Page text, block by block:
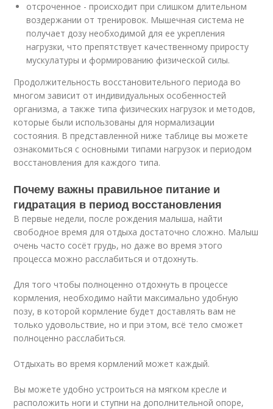
отсроченное - происходит при слишком длительном
воздержании от тренировок. Мышечная система не
получает дозу необходимой для ее укрепления
нагрузки, что препятствует качественному приросту
мускулатуры и формированию физической силы.
Продолжительность восстановительного периода во
многом зависит от индивидуальных особенностей
организма, а также типа физических нагрузок и методов,
которые были использованы для нормализации
состояния. В представленной ниже таблице вы можете
ознакомиться с основными типами нагрузок и периодом
восстановления для каждого типа.
Почему важны правильное питание и
гидратация в период восстановления
В первые недели, после рождения малыша, найти
свободное время для отдыха достаточно сложно. Малыш
очень часто сосёт грудь, но даже во время этого
процесса можно расслабиться и отдохнуть.
Для того чтобы полноценно отдохнуть в процессе
кормления, необходимо найти максимально удобную
позу, в которой кормление будет доставлять вам не
только удовольствие, но и при этом, всё тело сможет
полноценно расслабиться.
Отдыхать во время кормлений может каждый.
Вы можете удобно устроиться на мягком кресле и
расположить ноги и ступни на дополнительной опоре,